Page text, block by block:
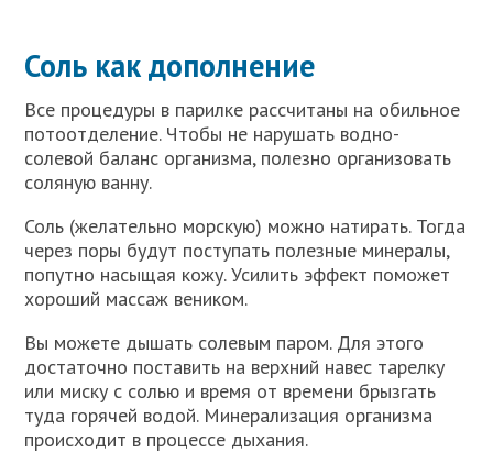
Соль как дополнение
Все процедуры в парилке рассчитаны на обильное
потоотделение. Чтобы не нарушать водно-
солевой баланс организма, полезно организовать
соляную ванну.
Соль (желательно морскую) можно натирать. Тогда
через поры будут поступать полезные минералы,
попутно насыщая кожу. Усилить эффект поможет
хороший массаж веником.
Вы можете дышать солевым паром. Для этого
достаточно поставить на верхний навес тарелку
или миску с солью и время от времени брызгать
туда горячей водой. Минерализация организма
происходит в процессе дыхания.